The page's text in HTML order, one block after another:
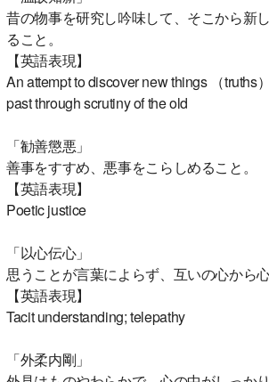
昔の物事を研究し吟味して、そこから新
ること。
【英語表現】
An attempt to discover new things （truths
past through scrutiny of the old
「勧善懲悪」
善事をすすめ、悪事をこらしめること。
【英語表現】
Poetic justice
「以心伝心」
思うことが言葉によらず、互いの心から
【英語表現】
Tacit understanding; telepathy
「外柔内剛」